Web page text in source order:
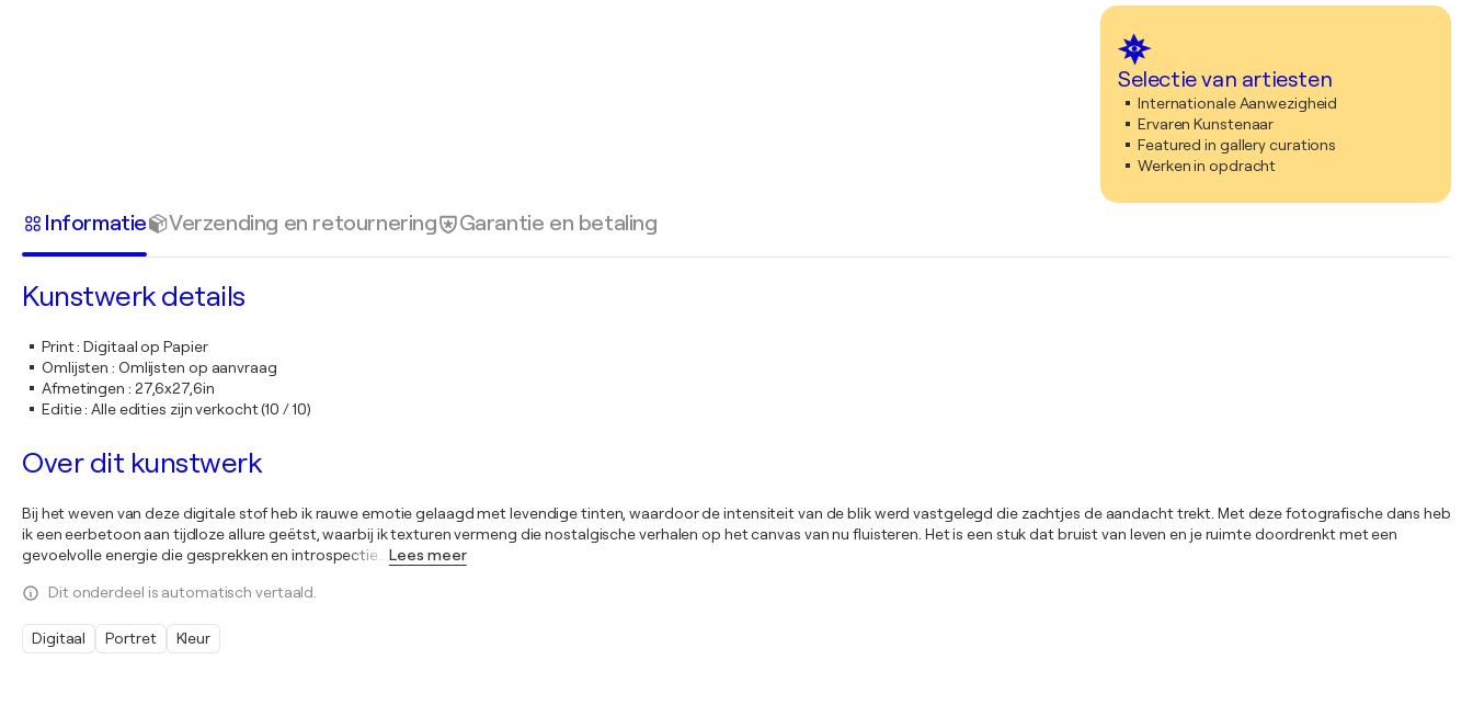
Selectie van artiesten
Internationale Aanwezigheid
Ervaren Kunstenaar
Featured in gallery curations
Werken in opdracht
Informatie Verzending en retournering Garantie en betaling
Kunstwerk details
Print:Digitaal op Papier
Omlijsten : Omlijsten op aanvraag
Afmetingen : 27,6x27,6in
Editie:Alle edities zijn verkocht (10 / 10)
Over dit kunstwerk
Bij het weven van deze digitale stof heb ik rauwe emotie gelaagd met levendige tinten, waardoor de intensiteit van de blik werd vastgelegd die zachtjes de aandacht trekt. Met deze fotografische dans heb
ik een eerbetoon aan tijdloze allure geëtst, waarbij ik texturen vermeng die nostalgische verhalen op het canvas van nu fluisteren. Het is een stuk dat bruist van leven en je ruimte doordrenkt met een
gevoelvolle energie die gesprekken en introspectie
Lees meer
Dit onderdeel is automatisch vertaald.
Digitaal Portret Kleur